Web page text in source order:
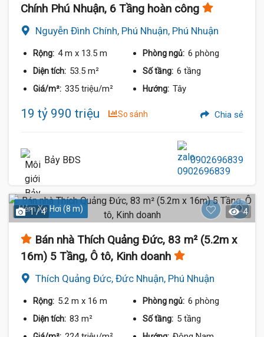
Chính Phú Nhuận, 6 Tầng hoàn công
Nguyễn Đình Chính, Phú Nhuận, Phú Nhuận
Rộng: 4 m x 13.5 m Phòng ngủ: 6 phòng
Diện tích: 53.5 m² Số tầng: 6 tầng
Giá/m²: 335 triệu/m² Hướng: Tây
19 tỷ 990 triệu So sánh Chia sẻ
Bảy BĐS 0902696839
Hẻm Xe Hơi (8 m)
1 / 4 4
Bán nhà Thích Quảng Đức, 83 m² (5.2m x
16m) 5 Tầng, Ô tô, Kinh doanh
Thích Quảng Đức, Đức Nhuận, Phú Nhuận
Rộng: 5.2 m x 16 m Phòng ngủ: 6 phòng
Diện tích: 83 m² Số tầng: 5 tầng